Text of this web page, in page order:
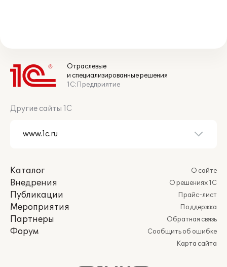
Отраслевые
и специализированные решения
1С:Предприятие
Другие сайты 1С
Каталог
Внедрения
Публикации
Мероприятия
Партнеры
Форум
О сайте
О решениях 1С
Прайс-лист
Поддержка
Обратная связь
Сообщить об ошибке
Карта сайта